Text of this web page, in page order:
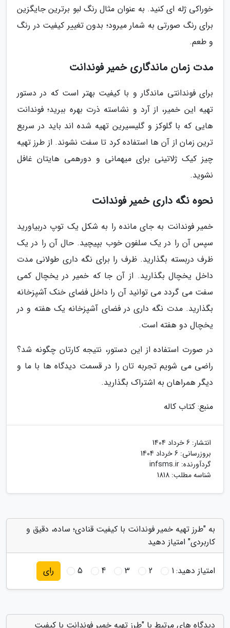
خوراکی ژله ای کنید. به عنوان مثال رنگ لبو برترین جایگزین
برای رنگ صورتی به شمار میرود؛ بدون تغییر کیفیت در رنگ
و طعم.
مدت زمان ماندگاری خمیر فوندانت
برای فوندانتی ماندگار و با کیفیت بهتر است که در دستور
تهیه این خمیر، از آرد و نشاسته ذرت بهره ببرید؛ فوندانت
هایی که با گلوکز و گلیسیرین تهیه شده اند باید در سریع
ترین زمان از آن ها استفاده کرد تا سفت نشوند. از طرز تهیه
چیز کیک ژلاتینی برای میهمانی و دورهمی هایتان غافل
نشوید.
نحوه نگه داری خمیر فوندانت
خمیر فوندانت به جای مانده را به شکل یک توپ دربیاورید
سپس آن را در یک سلفون خوب بپیچید. حال آن را در یک
ظرف دربسته بگذارید. ظرف را برای نگه داری طولانی مدت
داخل یخچال بگذارید. از آن جا که خمیر در یخچال کمی
سفت می گردد می توانید آن را داخل فضای خنک آشپزخانه
بگذارید. مدت نگه داری در فضای آشپزخانه یک هفته و در
یخچال دو هفته است.
در صورت استفاده از این دستور، نتیجه کارتان چگونه شد؟
راضی می شویم تجربه تان را در قسمت دیدگاه ها با ما و
دیگر همراهان به اشتراک بگذارید.
منبع: کتاب کاله
انتشار: 6 خرداد 1404
بروزرسانی: 6 خرداد 1404
گردآورنده: infsms.ir
شناسه مطلب: 1818
به "طرز تهیه خمیر فوندانت با کیفیت قنادی؛ ساده، دقیق و
کاربردی" امتیاز دهید
امتیاز دهید:1
2
3
4
5 رای
دیدگاه های مرتبط با "طرز تهیه خمیر فوندانت با کیفیت